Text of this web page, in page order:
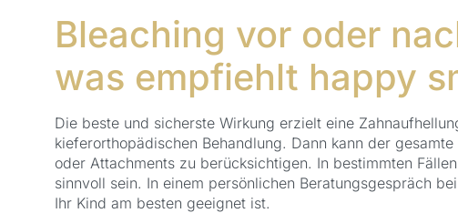
Bleaching vor oder
was empfiehlt happy
Die beste und sicherste Wirkung erzielt eine
kieferorthopädischen Behandlung. Dann kann der
oder Attachments zu berücksichtigen. In bestimmten
sinnvoll sein. In einem persönlichen Beratungsgespräch bei
Ihr Kind am besten geeignet ist.